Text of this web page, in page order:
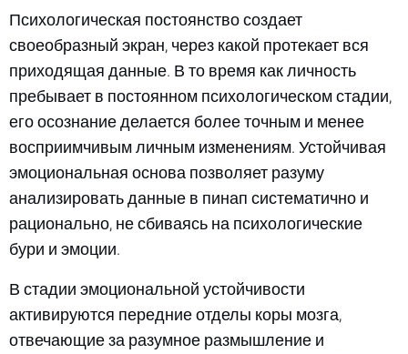
Психологическая постоянство создает
своеобразный экран, через какой протекает вся
приходящая данные. В то время как личность
пребывает в постоянном психологическом стадии,
его осознание делается более точным и менее
восприимчивым личным изменениям. Устойчивая
эмоциональная основа позволяет разуму
анализировать данные в пинап систематично и
рационально, не сбиваясь на психологические
бури и эмоции.
В стадии эмоциональной устойчивости
активируются передние отделы коры мозга,
отвечающие за разумное размышление и